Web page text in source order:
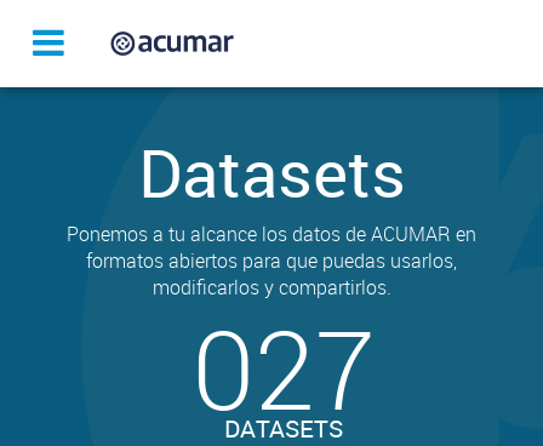
Datasets
Ponemos a tu alcance los datos de ACUMAR en
formatos abiertos para que puedas usarlos,
modificarlos y compartirlos.
027
DATASETS